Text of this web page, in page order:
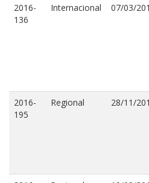
2016-
136
Internacional 07/03/
2016-
195
Regional 28/11/